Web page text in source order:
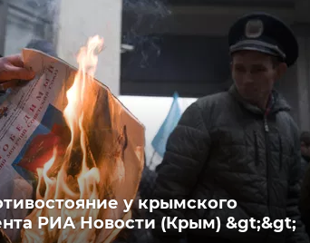
у крымского
РИА Новости (Крым) &gt;&gt;